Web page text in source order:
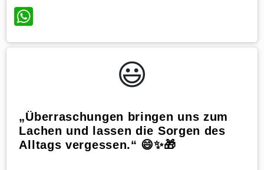
WhatsApp
😃️
„Überraschungen bringen uns zum
Lachen und lassen die Sorgen des
Alltags vergessen.“ 😄✨🎁